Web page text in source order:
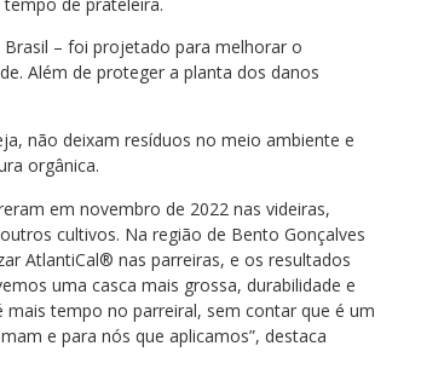
– foi projetado para melhorar o
Além de proteger a planta dos danos
não deixam resíduos no meio ambiente e
orgânica.
em novembro de 2022 nas videiras,
cultivos. Na região de Bento Gonçalves
AtlantiCal® nas parreiras, e os resultados
uma casca mais grossa, durabilidade e
tempo no parreiral, sem contar que é um
e para nós que aplicamos”, destaca